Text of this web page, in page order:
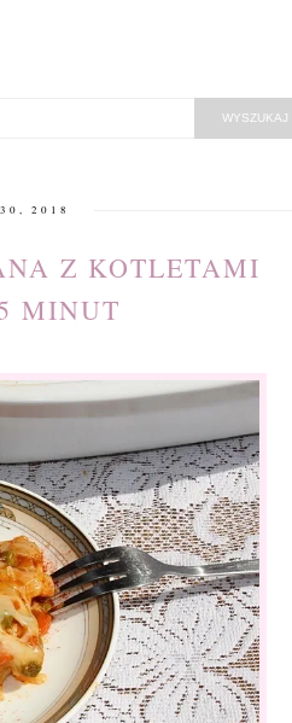
2018
Z KOTLETAMI
MINUT